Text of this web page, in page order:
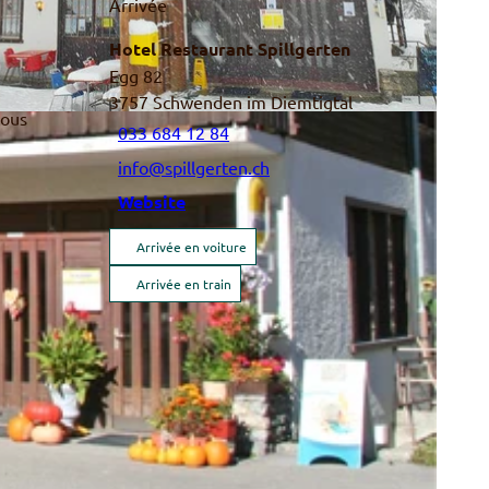
Hotel Restaurant Spillgerten
Egg 82
3757Schwenden im Diemtigtal
033 684 12 84
info@spillgerten.ch
Website
Arrivée en voiture
Arrivée en train